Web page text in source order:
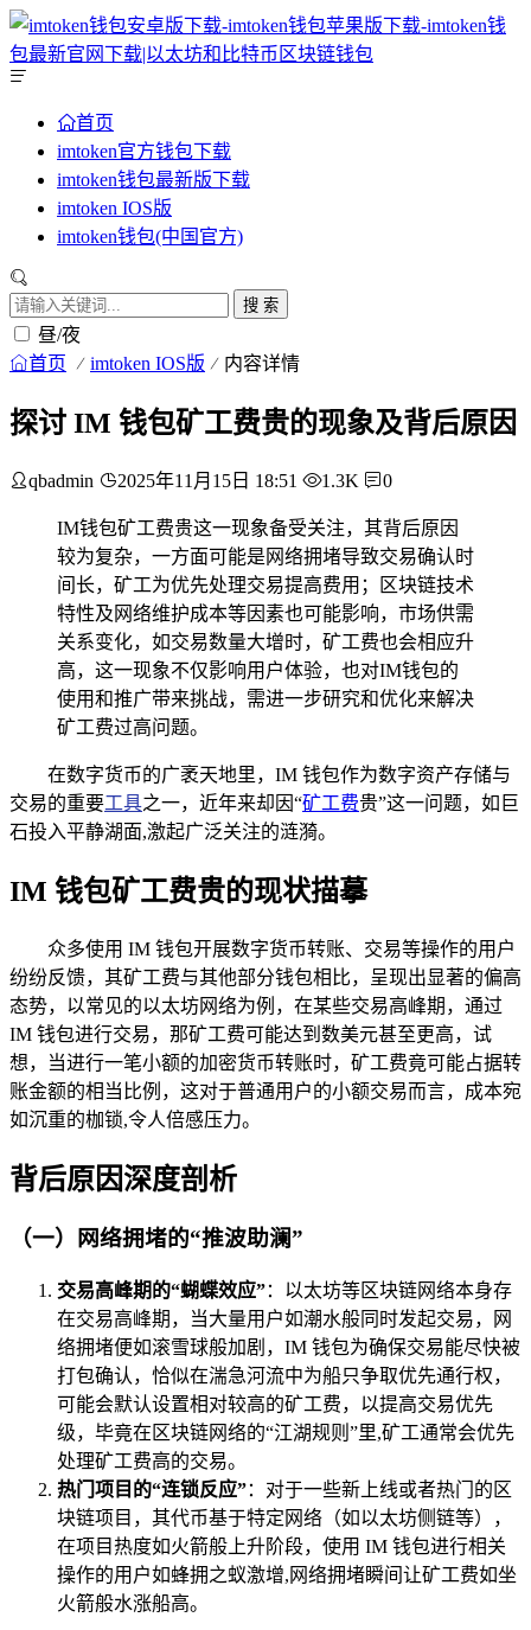
首页
imtoken官方钱包下载
imtoken钱包最新版下载
imtoken IOS版
imtoken钱包(中国官方)
搜 索
昼/夜
首页 imtoken IOS版 内容详情
探讨 IM 钱包矿工费贵的现象及背后原因
qbadmin 2025年11月15日 18:51 1.3K 0
IM钱包矿工费贵这一现象备受关注，其背后原因
较为复杂，一方面可能是网络拥堵导致交易确认时
间长，矿工为优先处理交易提高费用；区块链技术
特性及网络维护成本等因素也可能影响，市场供需
关系变化，如交易数量大增时，矿工费也会相应升
高，这一现象不仅影响用户体验，也对IM钱包的
使用和推广带来挑战，需进一步研究和优化来解决
矿工费过高问题。
在数字货币的广袤天地里，IM 钱包作为数字资产存储与
交易的重要工具之一，近年来却因“矿工费贵”这一问题，如巨
石投入平静湖面,激起广泛关注的涟漪。
IM 钱包矿工费贵的现状描摹
众多使用 IM 钱包开展数字货币转账、交易等操作的用户
纷纷反馈，其矿工费与其他部分钱包相比，呈现出显著的偏高
态势，以常见的以太坊网络为例，在某些交易高峰期，通过
IM 钱包进行交易，那矿工费可能达到数美元甚至更高，试
想，当进行一笔小额的加密货币转账时，矿工费竟可能占据转
账金额的相当比例，这对于普通用户的小额交易而言，成本宛
如沉重的枷锁,令人倍感压力。
背后原因深度剖析
（一）网络拥堵的“推波助澜”
交易高峰期的“蝴蝶效应”：以太坊等区块链网络本身存
在交易高峰期，当大量用户如潮水般同时发起交易，网
络拥堵便如滚雪球般加剧，IM 钱包为确保交易能尽快被
打包确认，恰似在湍急河流中为船只争取优先通行权，
可能会默认设置相对较高的矿工费，以提高交易优先
级，毕竟在区块链网络的“江湖规则”里,矿工通常会优先
处理矿工费高的交易。
热门项目的“连锁反应”：对于一些新上线或者热门的区
块链项目，其代币基于特定网络（如以太坊侧链等），
在项目热度如火箭般上升阶段，使用 IM 钱包进行相关
操作的用户如蜂拥之蚁激增,网络拥堵瞬间让矿工费如坐
火箭般水涨船高。